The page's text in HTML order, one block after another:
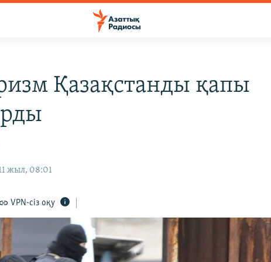
Қазақстанды қапы
жыл, 08:01
VPN-сіз оқу